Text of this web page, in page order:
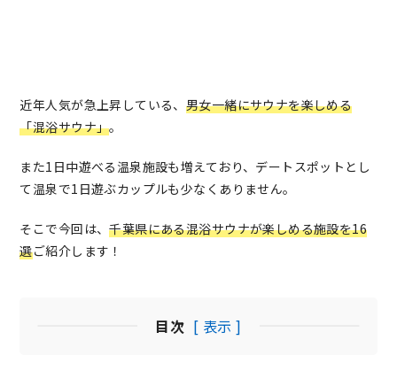
近年人気が急上昇している、 男女一緒にサウナを楽しめる
「混浴サウナ」。
また1日中遊べる温泉施設も増えており、デートスポットとし
て温泉で1日遊ぶカップルも少なくありません。
そこで今回は、千葉県にある混浴サウナが楽しめる施設を16
選ご紹介します！
目次 [ 表示 ]